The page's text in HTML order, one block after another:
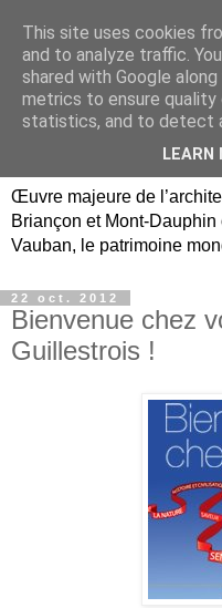
Briançon,
Vauban
Œuvre majeure de
Briançon et Mont-
Vauban, le patrimoine
22 oct. 2012
Bienvenue chez
Guillestrois !
This site uses cookies
and to analyze traffic.
shared with Google
metrics to ensure quality
statistics, and to detect
LEARN